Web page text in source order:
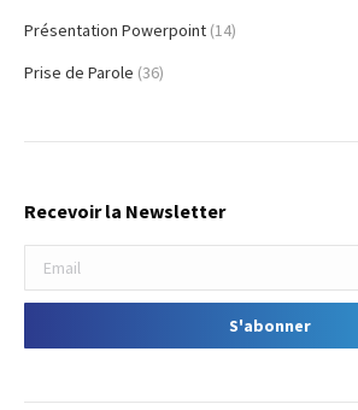
Présentation Powerpoint (14)
Prise de Parole (36)
Recevoir la Newsletter